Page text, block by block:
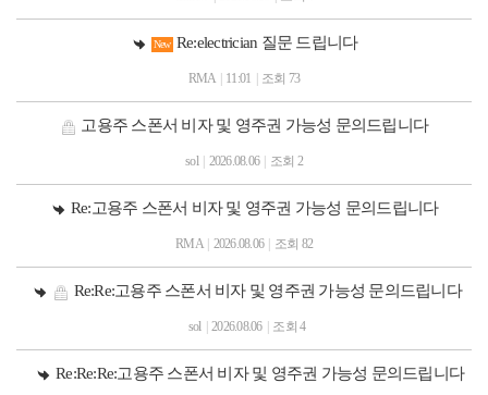
NewRe:electrician 질문 드립니다
RMA 11:01 조회 73
고용주 스폰서 비자 및 영주권 가능성 문의드립니다
sol 2026.08.06 조회 2
Re:고용주 스폰서 비자 및 영주권 가능성 문의드립니다
RMA 2026.08.06 조회 82
Re:Re:고용주 스폰서 비자 및 영주권 가능성 문의드립니다
sol 2026.08.06 조회 4
Re:Re:Re:고용주 스폰서 비자 및 영주권 가능성 문의드립니다